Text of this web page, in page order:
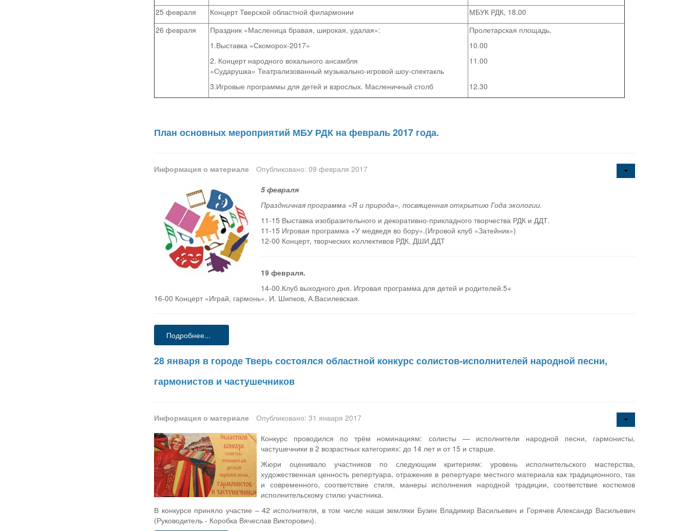
25 февраля Концерт Тверской областной филармонии
МБУК РДК, 18.00
26 февраля
Праздник «Масленица бравая, широкая, удалая»:
1.Выставка «Скоморох-2017»
2. Концерт народного вокального ансамбля
«Сударушка» Театрализованный музыкально-игровой шоу-спектакль
3.Игровые программы для детей и взрослых. Масленичный столб
Пролетарская площадь,
10.00
11.00
12.30
План основных мероприятий МБУ РДК на февраль 2017 года.
Информация о материале
Опубликовано: 09 февраля 2017
5 февраля
Праздничная программа «Я и природа», посвященная открытию Года экологии.
11-15 Выставка изобразительного и декоративно-прикладного творчества РДК и ДДТ.
11-15 Игровая программа «У медведя во бору».(Игровой клуб «Затейник»)
12-00 Концерт, творческих коллективов РДК, ДШИ,ДДТ
19 февраля.
14-00.Клуб выходного дня. Игровая программа для детей и родителей.5+
16-00 Концерт «Играй, гармонь». И. Шипков, А.Василевская.
Подробнее...
28 января в городе Тверь состоялся областной конкурс солистов-исполнителей народной песни,
гармонистов и частушечников
Информация о материале
Опубликовано: 31 января 2017
Конкурс проводился по трём номинациям: солисты — исполнители народной песни, гармонисты,
частушечники в 2 возрастных категориях: до 14 лет и от 15 и старше.
Жюри оценивало участников по следующим критериям: уровень исполнительского мастерства,
художественная ценность репертуара, отражение в репертуаре местного материала как традиционного, так
и современного, соответствие стиля, манеры исполнения народной традиции, соответствие костюмов
исполнительскому стилю участника.
В конкурсе приняло участие – 42 исполнителя, в том числе наши земляки Бузин Владимир Васильевич и Горячев Александр Васильевич
(Руководитель - Коробка Вячеслав Викторович).